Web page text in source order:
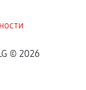
© 2026